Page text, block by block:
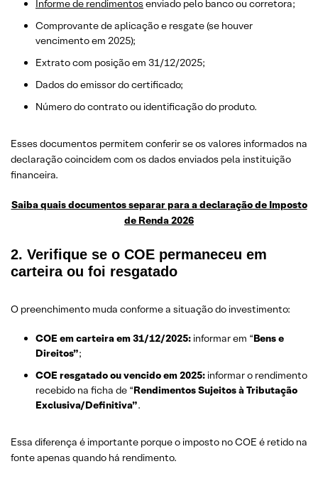
Informe de rendimentos enviado pelo banco ou corretora;
Comprovante de aplicação e resgate (se houver
vencimento em 2025);
Extrato com posição em 31/12/2025;
Dados do emissor do certificado;
Número do contrato ou identificação do produto.
Esses documentos permitem conferir se os valores informados na
declaração coincidem com os dados enviados pela instituição
financeira.
Saiba quais documentos separar para a declaração de Imposto
de Renda 2026
2. Verifique se o COE permaneceu em
carteira ou foi resgatado
O preenchimento muda conforme a situação do investimento:
COE em carteira em 31/12/2025: informar em “Bens e
Direitos”;
COE resgatado ou vencido em 2025: informar o rendimento
recebido na ficha de “Rendimentos Sujeitos à Tributação
Exclusiva/Definitiva”.
Essa diferença é importante porque o imposto no COE é retido na
fonte apenas quando há rendimento.